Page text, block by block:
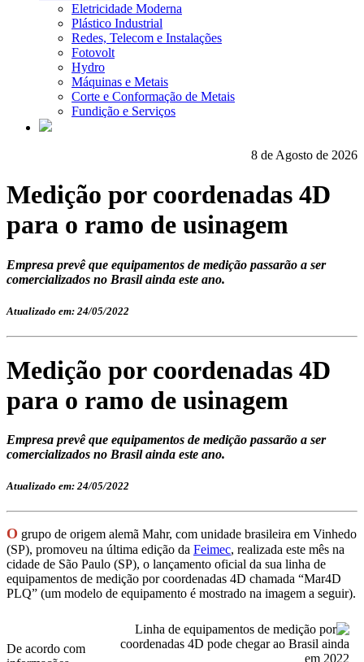
Eletricidade Moderna
Plástico Industrial
Redes, Telecom e Instalações
Fotovolt
Hydro
Máquinas e Metais
Corte e Conformação de Metais
Fundição e Serviços
8 de Agosto de 2026
Medição por coordenadas 4D
para o ramo de usinagem
Empresa prevê que equipamentos de medição passarão a ser
comercializados no Brasil ainda este ano.
Atualizado em: 24/05/2022
Medição por coordenadas 4D
para o ramo de usinagem
Empresa prevê que equipamentos de medição passarão a ser
comercializados no Brasil ainda este ano.
Atualizado em: 24/05/2022
O grupo de origem alemã Mahr, com unidade brasileira em Vinhedo
(SP), promoveu na última edição da Feimec, realizada este mês na
cidade de São Paulo (SP), o lançamento oficial da sua linha de
equipamentos de medição por coordenadas 4D chamada “Mar4D
PLQ” (um modelo de equipamento é mostrado na imagem a seguir).
De acordo com